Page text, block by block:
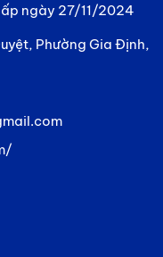
ngày 27/11/2024
Phường Gia Định,